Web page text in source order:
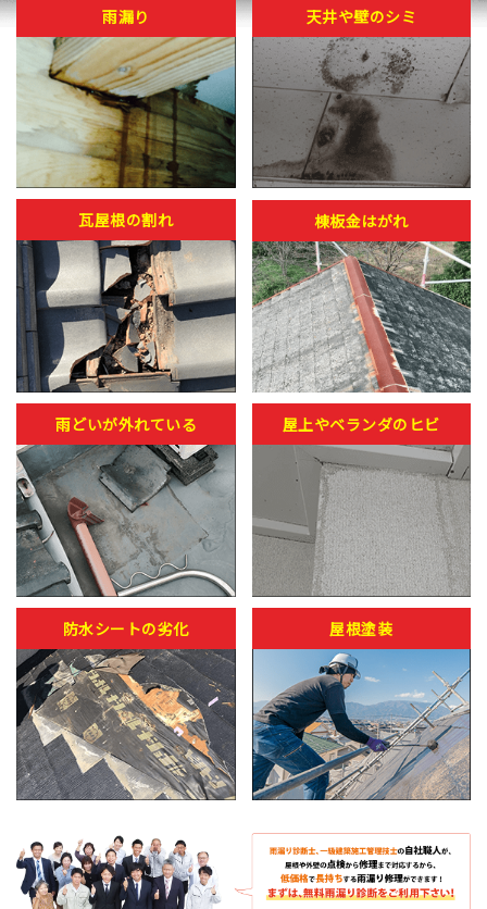
雨漏り 天井や壁のシミ
瓦屋根の割れ 棟板金はがれ
雨どいが外れている 屋上やベランダのヒビ
防水シートの劣化 屋根塗装